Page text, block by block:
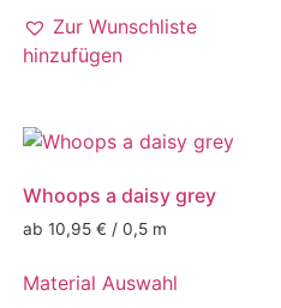
Zur Wunschliste
hinzufügen
Whoops a daisy grey
ab 10,95 € / 0,5 m
Material Auswahl